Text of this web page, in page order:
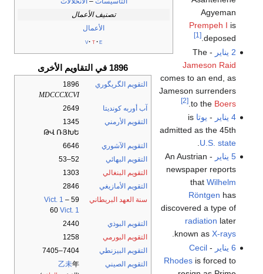
تصنيف الأعمال
الأعمال
v t e
1896 في التقاويم الأخرى
التقويم الگريگوري
1896
MDCCCXCVI
آب أوربه كونديتا
2649
التقويم الأرمني
1345
ԹՎ ՌՅԽԵ
التقويم الآشوري
6646
التقويم البهائي
52–53
التقويم البنغالي
1303
التقويم الأمازيغي
2846
سنة العهد البريطاني
59
Vict. 1 –
60 Vict. 1
التقويم البوذي
2440
التقويم البورمي
1258
التقويم البيزنطي
7404–7405
التقويم الصيني
乙未年
Agyeman
Prempeh I is
deposed.
[1]
2 يناير
- The
Jameson Raid
comes to an end, as
Jameson surrenders
to the Boers
.
[2]
4 يناير - يوتا is
admitted as the 45th
U.S. state
5 يناير
- An Austrian
newspaper reports
that Wilhelm
Röntgen has
discovered a type of
radiation later
known as X-rays
.
6 يناير
-
Cecil
Rhodesis forced to